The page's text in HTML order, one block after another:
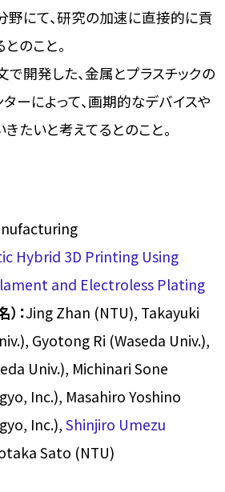
野にて、研究の加速に直接的に貢
のこと。
で開発した、金属とプラスチックの
ーによって、画期的なデバイスや
たいと考えてるとのこと。
Hybrid 3D Printing Using
and Electroless Plating
：Jing Zhan (NTU), Takayuki
Gyotong Ri (Waseda Univ.),
Univ.), Michinari Sone
Inc.), Masahiro Yoshino
Inc.), Shinjiro Umezu
Sato (NTU)